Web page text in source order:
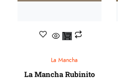
La Mancha
La Mancha Rubinito